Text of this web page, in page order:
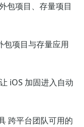
包项目、存量项目
包项目与存量应用
iOS 加固进入自动
跨平台团队可用的